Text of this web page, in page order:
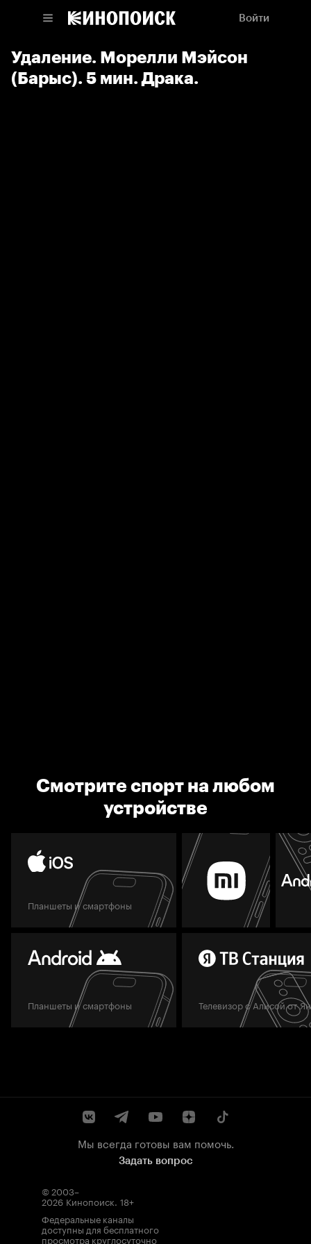
Войти
Удаление. Морелли Мэйсон
(Барыс). 5 мин. Драка.
Смотрите спорт на любом
устройстве
Планшеты и смартфоны
Планшеты и смартфоны Телевизор с Алисой от
Мы всегда готовы вам помочь.
Задать вопрос
© 2003–
2026 Кинопоиск. 18+
Федеральные каналы
доступны для бесплатного
просмотра круглосуточно